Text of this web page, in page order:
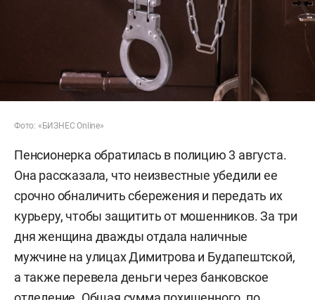
Фото: «БИЗНЕС Online»
Пенсионерка обратилась в полицию 3 августа.
Она рассказала, что неизвестные убедили ее
срочно обналичить сбережения и передать их
курьеру, чтобы защитить от мошенников. За три
дня женщина дважды отдала наличные
мужчине на улицах Димитрова и Будапештской,
а также перевела деньги через банковское